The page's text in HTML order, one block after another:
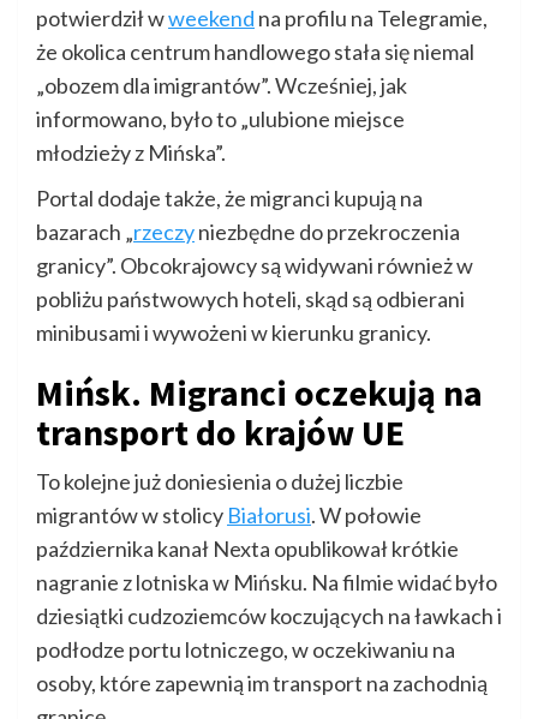
potwierdził wweekend na profilu na Telegramie,
że okolica centrum handlowego stała się niemal
„obozem dla imigrantów”. Wcześniej, jak
informowano, było to „ulubione miejsce
młodzieży z Mińska”.
Portal dodaje także, że migranci kupują na
bazarach „rzeczyniezbędne do przekroczenia
granicy”. Obcokrajowcy są widywani również w
pobliżu państwowych hoteli, skąd są odbierani
minibusami i wywożeni w kierunku granicy.
Mińsk. Migranci oczekują na
transport do krajów UE
To kolejne już doniesienia o dużej liczbie
migrantów w stolicy Białorusi. W połowie
października kanał Nexta opublikował krótkie
nagranie z lotniska w Mińsku. Na filmie widać było
dziesiątki cudzoziemców koczujących na ławkach i
podłodze portu lotniczego, w oczekiwaniu na
osoby, które zapewnią im transport na zachodnią